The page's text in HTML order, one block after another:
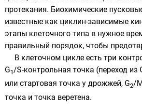
протекания. Биохимические
известные как циклин-зависимые
этапы клеточного типа в нужное
правильный порядок, чтобы
В клеточном цикле есть три
G1/S-контрольная точка (переход из
или стартовая точка у дрожжей, G2/
точка и точка веретена.